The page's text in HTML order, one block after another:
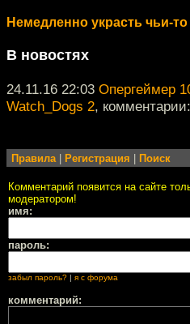
Немедленно украсть чьи-
В новостях
24.11.16 22:03 Опергеймер
Watch_Dogs 2,
Правила| Регистрация Поиск
Комментарий появится на сайте
модератором!
имя:
пароль:
забыл пароль? | я с форума
комментарий: